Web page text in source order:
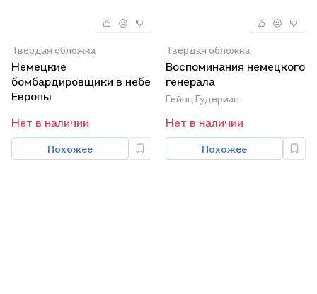
Твердая обложка
Немецкие
бомбардировщики в небе
Европы
Нет в наличии
Похожее
Твердая обложка
Воспоминания немецкого
генерала
Гейнц Гудериан
Нет в наличии
Похожее